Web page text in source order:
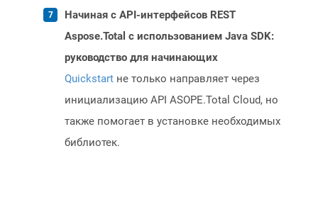
Начиная с API-интерфейсов REST
Aspose.Total с использованием Java SDK:
руководство для начинающих
Quickstart не только направляет через
инициализацию API ASOPE.Total Cloud, но
также помогает в установке необходимых
библиотек.